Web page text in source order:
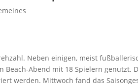
Neben einigen, meist
Abend mit 18 Spielern genutzt.
werden. Mittwoch fand das